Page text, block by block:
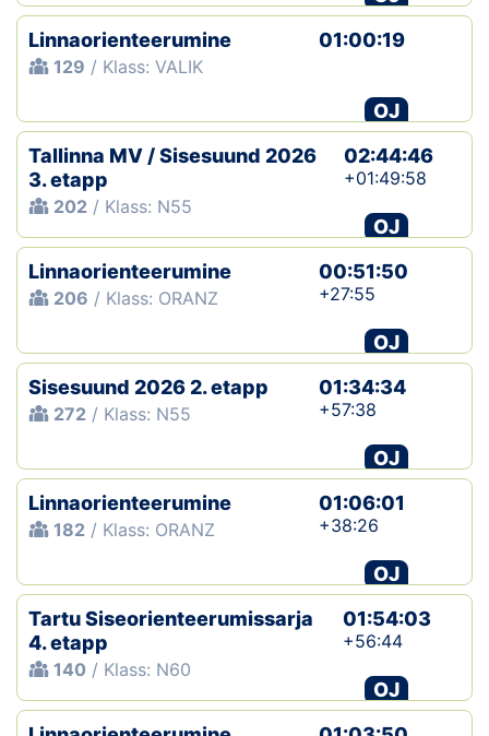
Linnaorienteerumine
129 / Klass: VALIK
01:00:19
OJ
Tallinna MV / Sisesuund 2026
3. etapp
202 / Klass: N55
02:44:46
+01:49:58
OJ
Linnaorienteerumine
206 / Klass: ORANZ
00:51:50
+27:55
OJ
Sisesuund 2026 2. etapp
272 / Klass: N55
01:34:34
+57:38
OJ
Linnaorienteerumine
182 / Klass: ORANZ
01:06:01
+38:26
OJ
Tartu Siseorienteerumissarja
4. etapp
140 / Klass: N60
01:54:03
+56:44
OJ